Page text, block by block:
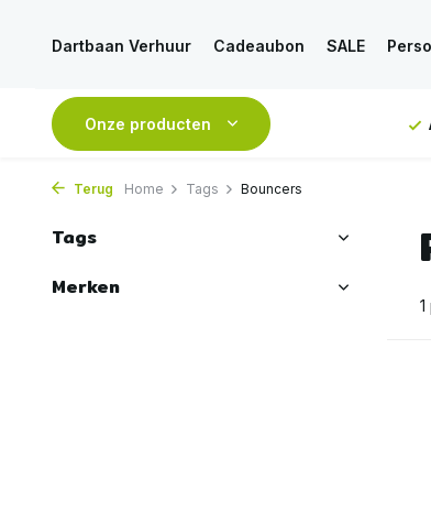
Dartbaan Verhuur Cadeaubon SALE
Onze producten
verstuurd GRATIS verzending vanaf 50€
Terug Home Tags Bouncers
Tags
Merken